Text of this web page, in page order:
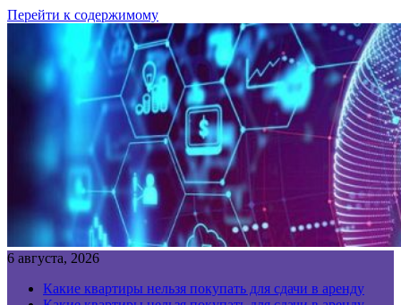
Перейти к содержимому
6 августа, 2026
Какие квартиры нельзя покупать для сдачи в аренду